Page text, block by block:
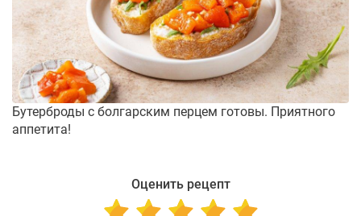
Бутерброды с болгарским перцем готовы. Приятного
аппетита!
Оценить рецепт